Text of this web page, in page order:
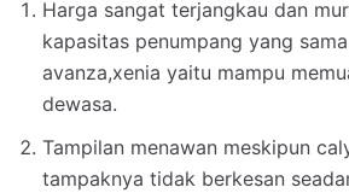
Harga sangat terjangkau dan
kapasitas penumpang yang
avanza,xenia yaitu mampu
dewasa.
Tampilan menawan meskipun
tampaknya tidak berkesan